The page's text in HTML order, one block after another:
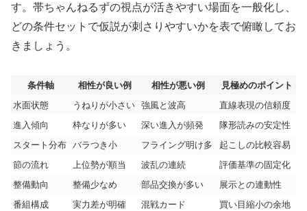
す。帯ちゃんねるずの視点が活きやすい場面を一般化し、
どの条件セットで仮説が刺さりやすいかを表で俯瞰してお
きましょう。
条件軸 相性が良い例 相性が悪い例
見極めのポイント
水面状態
うねりが小さい 強風と波高
直線表現の信頼度
進入傾向
枠なりが多い 深い進入が頻発
隊形読みの安定性
スタート分布 バラつき小 フライング明け多
起こしの比較容易
節の流れ
上位勢が順当 波乱の連続
評価基準の固定化
整備動向
整備少なめ 部品交換が多い
展示との連動性
番組構成
実力差が明確 混戦カード 買い目縮小の余地